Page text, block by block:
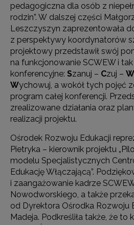
pedagogiczna dla osób z
rodzin”. W dalszej części
Leszczyszyn zaprezentowała
z perspektywy koordynatorów
projektowy przedstawił swój
na funkcjonowanie SCWEW i tak
konferencyjne: Szanuj – Czuj – W
Wychowuj, a wokół tych pojęć
program całej konferencji.
zrealizowane działania oraz
realizacji projektu.
Ośrodek Rozwoju Edukacji
Pietryka – kierownik projektu
modelu Specjalistycznych
Edukację Włączającą”.
i zaangażowanie kadrze
Nowodworskiego, a także
od Dyrektora Ośrodka Rozwoju
Madeja. Podkreśliła także, że to